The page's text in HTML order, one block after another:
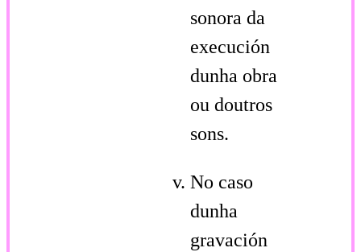
sonora da
execución
dunha obra
ou doutros
sons.
No caso
dunha
gravación